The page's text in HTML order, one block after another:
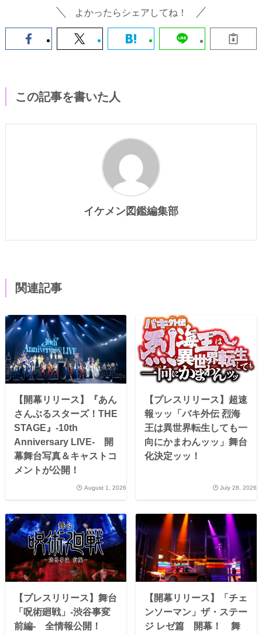
よかったらシェアしてね！
この記事を書いた人
イケメン図鑑編集部
関連記事
【開幕リリース】『あん
さんぶるスターズ！THE
STAGE』-10th
Anniversary LIVE- 開
幕舞台写真＆キャストコ
メントが公開！
August 1, 2026
【プレスリリース】超速
報ッッ「バキ外伝 烈海
王は異世界転生しても一
向にかまわんッッ」舞台
化決定ッッ！
July 28, 2026
【プレスリリース】舞台
「呪術廻戦」-渋谷事変
前編- 全情報公開！
【開幕リリース】「チェ
ンソーマン」ザ・ステー
ジ レゼ篇 開幕！ 舞